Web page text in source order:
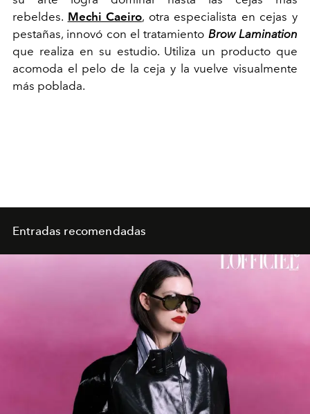
rebeldes. Mechi Caeiro, otra especialista en cejas y
pestañas, innovó con el tratamiento Brow Lamination
que realiza en su estudio. Utiliza un producto que
acomoda el pelo de la ceja y la vuelve visualmente
más poblada.
Entradas recomendadas